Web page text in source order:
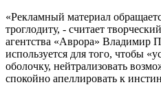
«Рекламный материал
троглодиту, - считает
агентства «Аврора» Владимир
используется для того, чтобы
оболочку, нейтрализовать
спокойно апеллировать к